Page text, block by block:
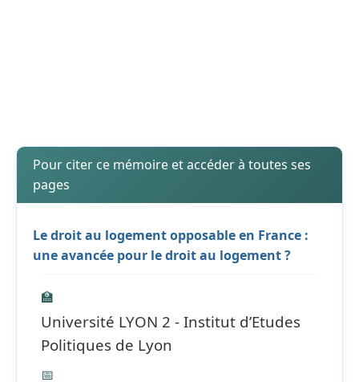
Pour citer ce mémoire et accéder à toutes ses
pages
Le droit au logement opposable en France :
une avancée pour le droit au logement ?
🏫
Université LYON 2 - Institut d’Etudes
Politiques de Lyon
📅